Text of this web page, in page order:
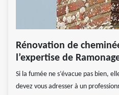
Rénovation de
l’expertise de
Si la fumée ne s’évacue pas bien,
devez vous adresser à un